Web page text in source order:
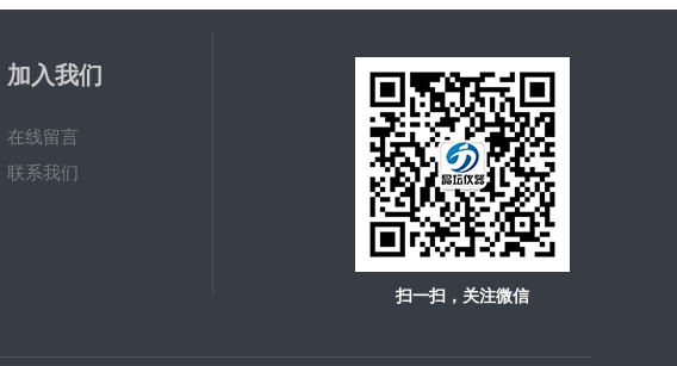
加入我们
在线留言
联系我们
扫一扫，关注微信